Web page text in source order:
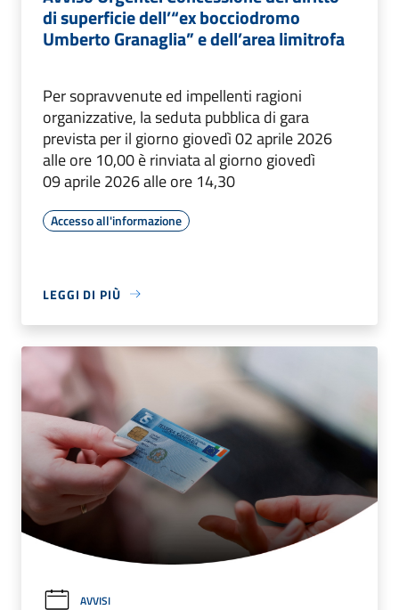
di superficie dell’“ex bocciodromo
Umberto Granaglia” e dell’area limitrofa
Per sopravvenute ed impellenti ragioni
organizzative, la seduta pubblica di gara
prevista per il giorno giovedì 02 aprile 2026
alle ore 10,00 è rinviata al giorno giovedì
09 aprile 2026 alle ore 14,30
Accesso all'informazione
LEGGI DI PIÙ
AVVISI